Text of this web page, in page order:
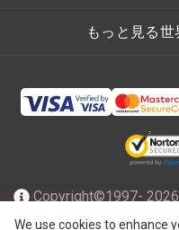
We use cookies to enhance
もっと見る
Copyright©1997- 2026
201602796Z）は、有限